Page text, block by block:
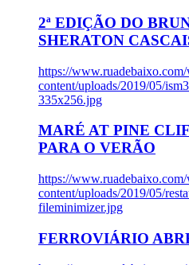
2ª EDIÇÃO DO
SHERATON
https://
content/uploads/2019/05/
335x256.jpg
MARÉ AT PINE
PARA O VERÃO
https://
content/uploads/2019/05/
fileminimizer.jpg
FERROVIÁRIO